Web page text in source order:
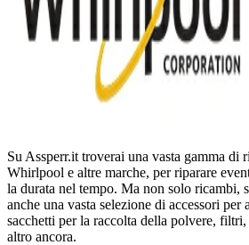
Su Assperr.it troverai una vasta gamma di
Whirlpool e altre marche, per riparare
la durata nel tempo. Ma non solo ricambi,
anche una vasta selezione di accessori per
sacchetti per la raccolta della polvere,
altro ancora.